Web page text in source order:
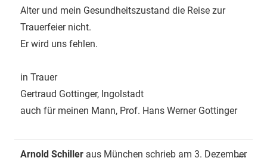
Alter und mein Gesundheitszustand die Reise zur
Trauerfeier nicht.
Er wird uns fehlen.
in Trauer
Gertraud Gottinger, Ingolstadt
auch für meinen Mann, Prof. Hans Werner Gottinger
Arnold Schiller aus München schrieb am 3. Dezember
...